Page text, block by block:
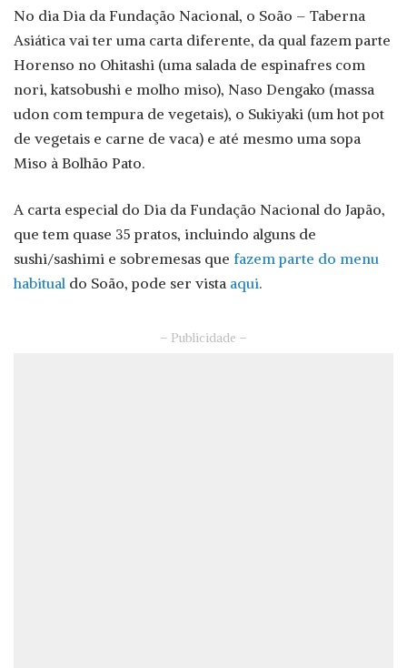
No dia Dia da Fundação Nacional, o Soão – Taberna
Asiática vai ter uma carta diferente, da qual fazem parte
Horenso no Ohitashi (uma salada de espinafres com
nori, katsobushi e molho miso), Naso Dengako (massa
udon com tempura de vegetais), o Sukiyaki (um hot pot
de vegetais e carne de vaca) e até mesmo uma sopa
Miso à Bolhão Pato.
A carta especial do Dia da Fundação Nacional do Japão,
que tem quase 35 pratos, incluindo alguns de
sushi/sashimi e sobremesas que fazem parte do menu
habitual do Soão, pode ser vista aqui.
– Publicidade –